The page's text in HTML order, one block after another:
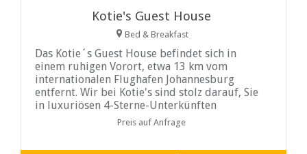
Kotie's Guest House
Bed & Breakfast
Das Kotie´s Guest House befindet sich in
einem ruhigen Vorort, etwa 13 km vom
internationalen Flughafen Johannesburg
entfernt. Wir bei Kotie's sind stolz darauf, Sie
in luxuriösen 4-Sterne-Unterkünften
verwöhnen zu können und Ihren Aufenthalt so
Preis auf Anfrage